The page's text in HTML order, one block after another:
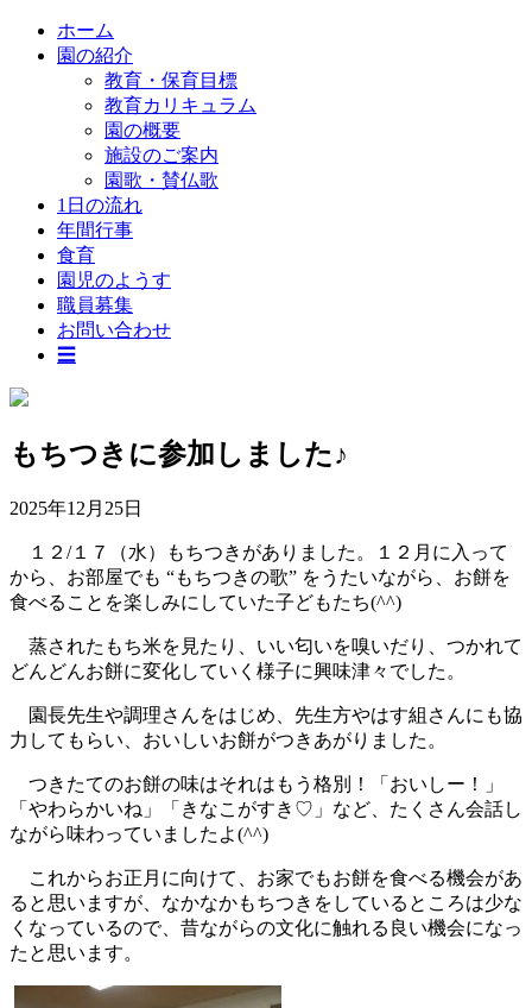
ホーム
園の紹介
教育・保育目標
教育カリキュラム
園の概要
施設のご案内
園歌・賛仏歌
1日の流れ
年間行事
食育
園児のようす
職員募集
お問い合わせ
☰
もちつきに参加しました♪
2025年12月25日
１２/１７（水）もちつきがありました。１２月に入って
から、お部屋でも “もちつきの歌” をうたいながら、お餅を
食べることを楽しみにしていた子どもたち(^^)
蒸されたもち米を見たり、いい匂いを嗅いだり、つかれて
どんどんお餅に変化していく様子に興味津々でした。
園長先生や調理さんをはじめ、先生方やはす組さんにも協
力してもらい、おいしいお餅がつきあがりました。
つきたてのお餅の味はそれはもう格別！「おいしー！」
「やわらかいね」「きなこがすき♡」など、たくさん会話し
ながら味わっていましたよ(^^)
これからお正月に向けて、お家でもお餅を食べる機会があ
ると思いますが、なかなかもちつきをしているところは少な
くなっているので、昔ながらの文化に触れる良い機会になっ
たと思います。